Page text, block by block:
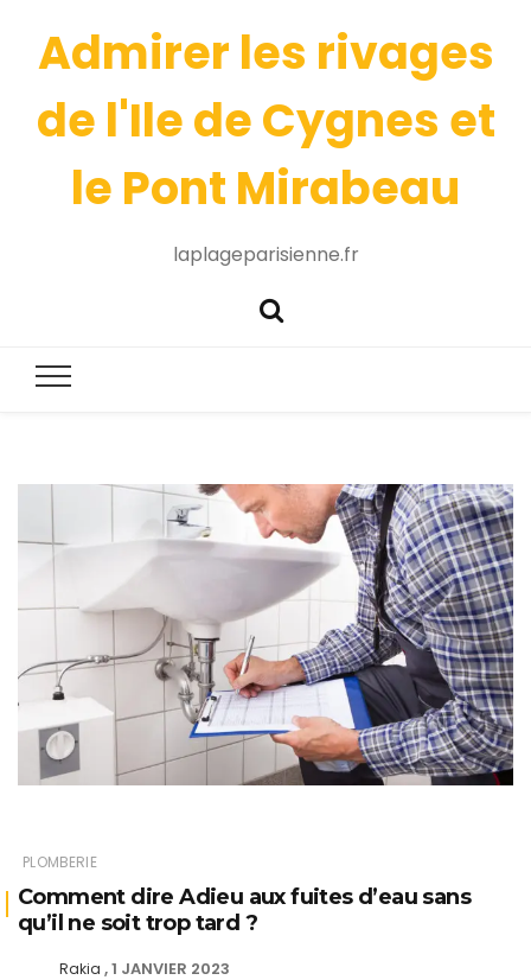
Admirer les rivages
de l'Ile de Cygnes et
le Pont Mirabeau
laplageparisienne.fr
PLOMBERIE
Comment dire Adieu aux fuites d’eau sans
qu’il ne soit trop tard ?
Rakia 1 JANVIER 2023